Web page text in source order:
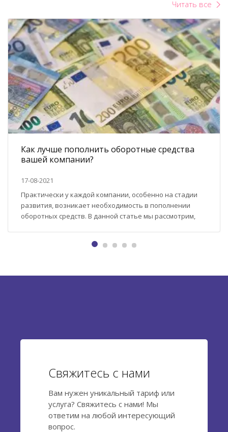
Читать все
Как лучше пополнить оборотные средства
вашей компании?
17-08-2021
Практически у каждой компании, особенно на стадии
развития, возникает необходимость в пополнении
оборотных средств. В данной статье мы рассмотрим,
распространенные варианты: Оформление займа
Свяжитесь с нами
Вам нужен уникальный тариф или
услуга? Свяжитесь с нами! Мы
ответим на любой интересующий
вопрос.